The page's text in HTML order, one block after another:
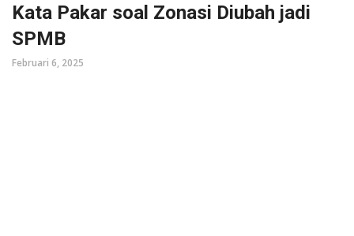
Kata Pakar soal Zonasi Diubah jadi
SPMB
Februari 6, 2025